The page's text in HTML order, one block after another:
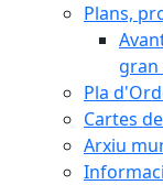
Plans,
gran
Pla
Cartes
Arxiu